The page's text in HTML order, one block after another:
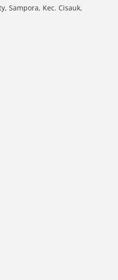
Sampora, Kec. Cisauk,